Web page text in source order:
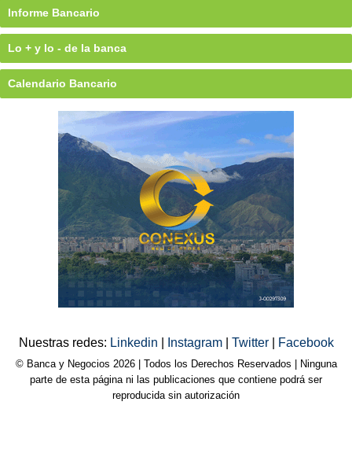
Informe Bancario
Lo + y lo - de la banca
Calendario Bancario
Nuestras redes: Linkedin Instagram Twitter Facebook
© Banca y Negocios 2026 | Todos los Derechos Reservados | Ninguna
parte de esta página ni las publicaciones que contiene podrá ser
reproducida sin autorización